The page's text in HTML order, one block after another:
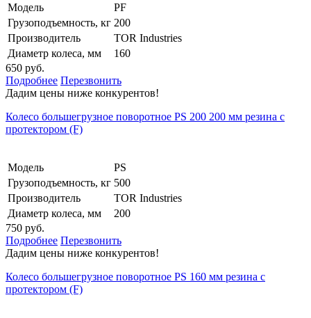
Модель
PF
Грузоподъемность, кг 200
Производитель
TOR Industries
Диаметр колеса, мм
160
650 руб.
Подробнее Перезвонить
Дадим цены ниже конкурентов!
Колесо большегрузное поворотное PS 200 200 мм резина с
протектором (F)
Модель
PS
Грузоподъемность, кг 500
Производитель
TOR Industries
Диаметр колеса, мм
200
750 руб.
Подробнее Перезвонить
Дадим цены ниже конкурентов!
Колесо большегрузное поворотное PS 160 мм резина с
протектором (F)